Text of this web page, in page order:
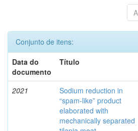
Conjunto de itens:
Data do
documento
Título
2021
Sodium reduction in
“spam-like” product
elaborated with
mechanically separated